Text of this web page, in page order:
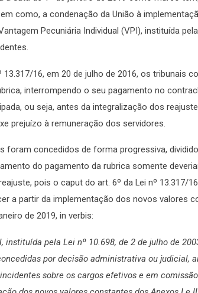
como, a condenação da União à
Pecuniária Individual (VPI), instituída
16, em 20 de julho de 2016, os tribunais
interrompendo o seu pagamento no
ou seja, antes da integralização dos
prejuízo à remuneração dos servidores.
foram concedidos de forma progressiva,
do pagamento da rubrica somente
pois o caput do art. 6º da Lei nº 13.317/
a partir da implementação dos novos valores
de 2019, in verbis:
pela Lei nº 10.698, de 2 de julho de
por decisão administrativa ou judicial,
sobre os cargos efetivos e em